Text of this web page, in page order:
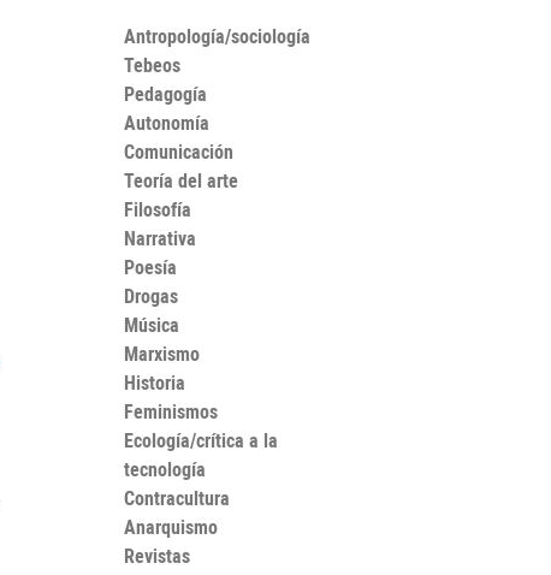
Antropología/sociología
Tebeos
Pedagogía
Autonomía
Comunicación
Teoría del arte
Filosofía
Narrativa
Poesía
Drogas
Música
Marxismo
Historia
Feminismos
Ecología/crítica a la
tecnología
Contracultura
Anarquismo
Revistas